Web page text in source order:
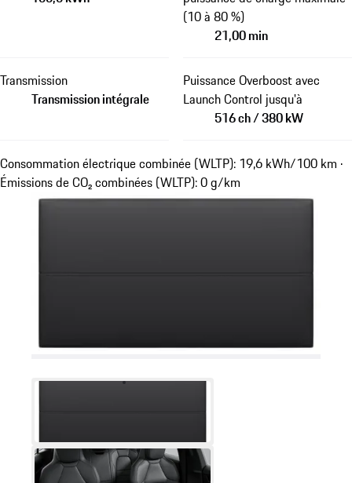
(10 à 80 %)
21,00 min
Transmission
Transmission intégrale
Puissance Overboost avec
Launch Control jusqu'à
516 ch / 380 kW
Consommation électrique combinée (WLTP): 19,6 kWh/100 km ·
Émissions de CO₂ combinées (WLTP): 0 g/km